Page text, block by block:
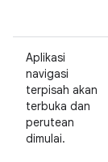
Aplikasi
navigasi
terpisah akan
terbuka dan
perutean
dimulai.